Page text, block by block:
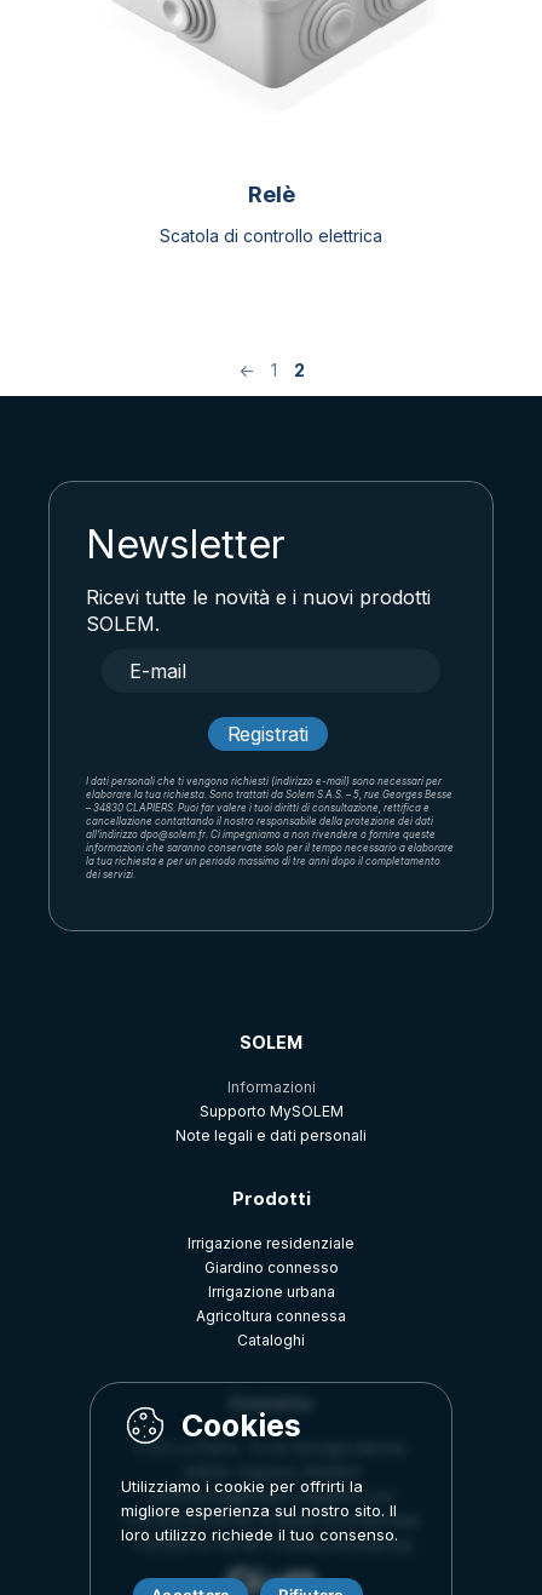
Relè
Scatola di controllo elettrica
← 1 2
Newsletter
Ricevi tutte le novità e i nuovi prodotti
SOLEM.
I dati personali che ti vengono richiesti (indirizzo e-mail) sono necessari per
elaborare la tua richiesta. Sono trattati da Solem S.A.S. – 5, rue Georges Besse
– 34830 CLAPIERS. Puoi far valere i tuoi diritti di consultazione, rettifica e
cancellazione contattando il nostro responsabile della protezione dei dati
all'indirizzo dpo@solem.fr. Ci impegniamo a non rivendere o fornire queste
informazioni che saranno conservate solo per il tempo necessario a elaborare
la tua richiesta e per un periodo massimo di tre anni dopo il completamento
dei servizi.
SOLEM
Informazioni
Supporto MySOLEM
Note legali e dati personali
Prodotti
Irrigazione residenziale
Giardino connesso
Irrigazione urbana
Agricoltura connessa
Cataloghi
Z.A.E La Plaine - 5 rue Georges Besse,
commercial@solem-irrigation.com
+33 (0)4 67 59 99 75 (linea Commerciale)
+33 (0)4 67 59 99 73 (linea Assistenza)
Utilizziamo i cookie per offrirti la
migliore esperienza sul nostro sito. Il
loro utilizzo richiede il tuo consenso.